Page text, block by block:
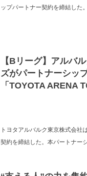
ップパートナー契約を締結した
【Bリーグ】アルバ
ズがパートナーシッ
「TOYOTA ARENA
トヨタアルバルク東京株式会社
契約を締結した。本パートナー